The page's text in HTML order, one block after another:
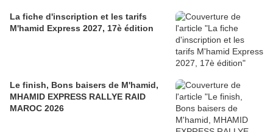
La fiche d'inscription et les tarifs
M'hamid Express 2027, 17è édition
Le finish, Bons baisers de M'hamid,
MHAMID EXPRESS RALLYE RAID
MAROC 2026